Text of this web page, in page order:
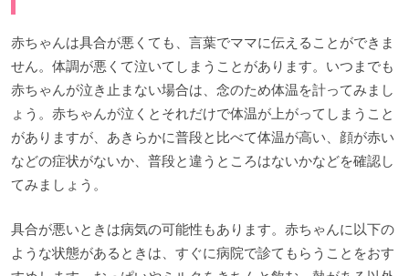
赤ちゃんは具合が悪くても、言葉でママに伝えることができま
せん。体調が悪くて泣いてしまうことがあります。いつまでも
赤ちゃんが泣き止まない場合は、念のため体温を計ってみまし
ょう。赤ちゃんが泣くとそれだけで体温が上がってしまうこと
がありますが、あきらかに普段と比べて体温が高い、顔が赤い
などの症状がないか、普段と違うところはないかなどを確認し
てみましょう。
具合が悪いときは病気の可能性もあります。赤ちゃんに以下の
ような状態があるときは、すぐに病院で診てもらうことをおす